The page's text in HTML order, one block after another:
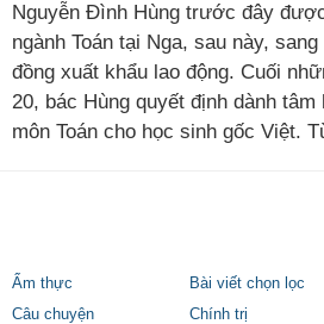
Nguyễn Đình Hùng trước đây
ngành Toán tại Nga, sau này,
đồng xuất khẩu lao động. Cuối
20, bác Hùng quyết định dành tâm
môn Toán cho học sinh gốc Việt.
Ẩm thực Bài viết chọn lọc
Câu chuyện
Chính trị